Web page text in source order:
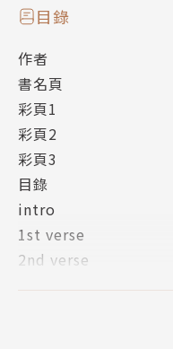
介苦惱不已。沒想到
以葵、茜、慎之介、慎
場，
徹底補完動畫中未曾
目錄
作者
書名頁
彩頁1
彩頁2
彩頁3
目錄
intro
1st verse
2nd verse